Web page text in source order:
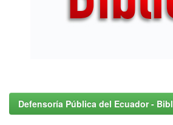
Defensoría Pública del Ecuador -